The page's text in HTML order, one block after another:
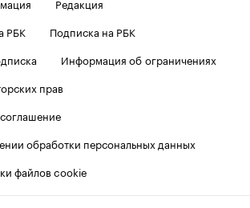
РБК
Подписка на РБК
Информация об ограничениях
прав
обработки персональных данных
файлов cookie